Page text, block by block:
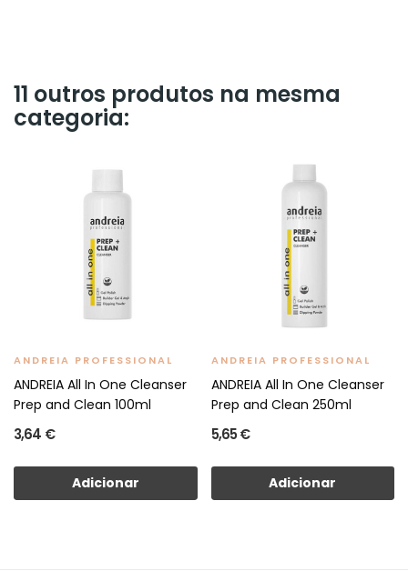
11 outros produtos na mesma
categoria:
ANDREIA PROFESSIONAL
ANDREIA All In One Cleanser
Prep and Clean 100ml
3,64 €
Adicionar
ANDREIA PROFESSIONAL
ANDREIA All In One Cleanser
Prep and Clean 250ml
5,65 €
Adicionar